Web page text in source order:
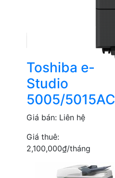
Toshiba e-
Studio
5005/5015AC
Giá bán: Liên hệ
Giá thuê:
2,100,000₫/tháng